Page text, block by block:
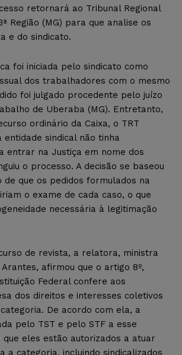
retornará ao Tribunal Regional
Região (MG) para que analise os
e do sindicato.
foi iniciada pelo sindicato como
dos trabalhadores com o mesmo
foi julgado procedente pelo juízo
de Uberaba (MG). Entretanto,
ordinário da Caixa, o TRT
entidade sindical não tinha
entrar na Justiça em nome dos
o processo. A decisão se baseou
de que os pedidos formulados na
o exame de cada caso, o que
necessária à legitimação
de revista, a relatora, ministra
afirmou que o artigo 8º,
Federal confere aos
dos direitos e interesses coletivos
De acordo com ela, a
pelo TST e pelo STF a esse
que eles estão autorizados a atuar
a categoria, incluindo sindicalizados